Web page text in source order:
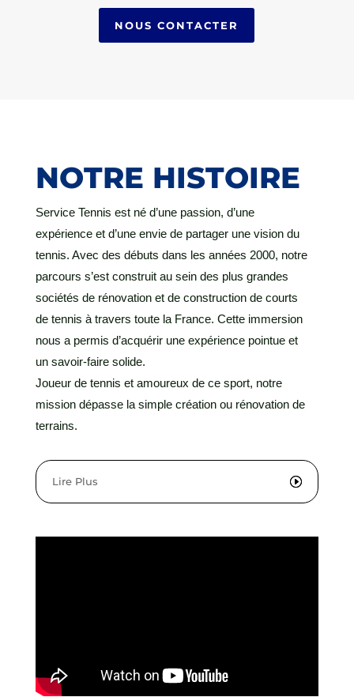
NOUS CONTACTER
NOTRE HISTOIRE
Service Tennis est né d’une passion, d’une
expérience et d’une envie de partager une vision du
tennis. Avec des débuts dans les années 2000, notre
parcours s’est construit au sein des plus grandes
sociétés de rénovation et de construction de courts
de tennis à travers toute la France. Cette immersion
nous a permis d’acquérir une expérience pointue et
un savoir-faire solide.
Joueur de tennis et amoureux de ce sport, notre
mission dépasse la simple création ou rénovation de
terrains.
Lire Plus